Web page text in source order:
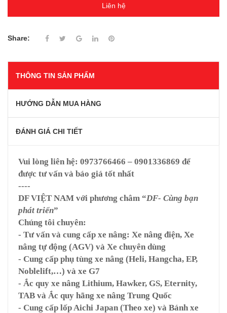
Liên hệ
Share:
THÔNG TIN SẢN PHẨM
HƯỚNG DẪN MUA HÀNG
ĐÁNH GIÁ CHI TIẾT
Vui lòng liên hệ: 0973766466 – 0901336869 để
được tư vấn và báo giá tốt nhất
----
DF VIỆT NAM với phương châm “DF- Cùng bạn
phát triển”
Chúng tôi chuyên:
- Tư vấn và cung cấp xe nâng: Xe nâng điện, Xe
nâng tự động (AGV) và Xe chuyên dùng
- Cung cấp phụ tùng xe nâng (Heli, Hangcha, EP,
Noblelift,…) và xe G7
- Ắc quy xe nâng Lithium, Hawker, GS, Eternity,
TAB và Ắc quy hãng xe nâng Trung Quốc
- Cung cấp lốp Aichi Japan (Theo xe) và Bánh xe